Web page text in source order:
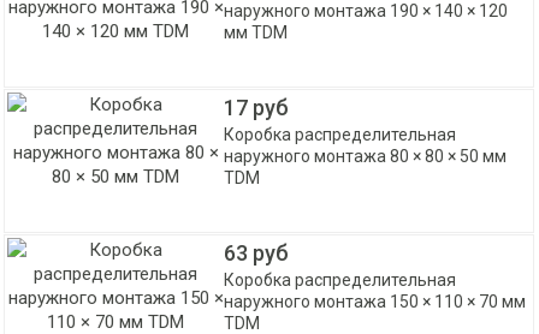
наружного монтажа 190 × 140 × 120
мм TDM
17 руб
Коробка распределительная
наружного монтажа 80 × 80 × 50 мм
TDM
63 руб
Коробка распределительная
наружного монтажа 150 × 110 × 70 мм
TDM